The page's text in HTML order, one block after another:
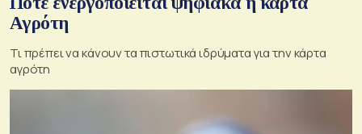
Αγρότη
Τι πρέπει να κάνουν τα πιστωτικά ιδρύματα για την κάρτα
αγρότη